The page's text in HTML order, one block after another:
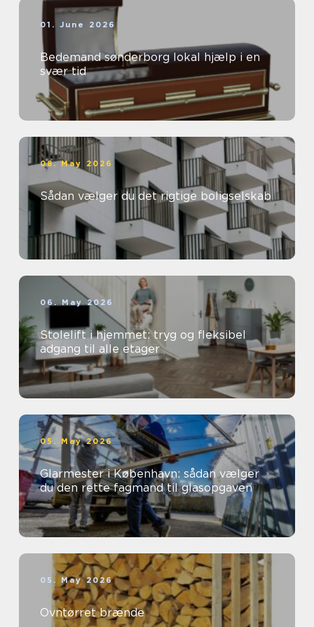
01. June 2026
Bedemand sønderborg lokal hjælp i en
svær tid
08. May 2026
Sådan vælger du det rigtige boligselskab
06. May 2026
Stolelift i hjemmet: tryg og fleksibel
adgang til alle etager
05. May 2026
Glarmester i København: sådan vælger
du den rette fagmand til glasopgaven
05. May 2026
Ovntørret brænde